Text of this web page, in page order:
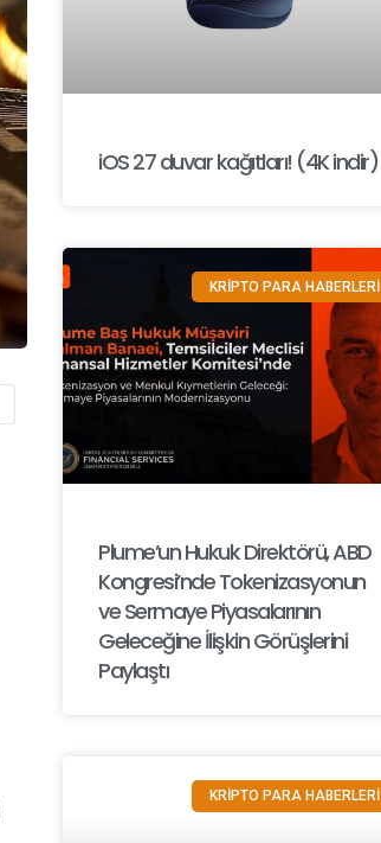
iOS 27 duvar kağıtları! (4K indir)
KRİPTO PARA HABERLERİ
Plume’un Hukuk Direktörü, ABD
Kongresi’nde Tokenizasyonun
ve Sermaye Piyasalarının
Geleceğine İlişkin Görüşlerini
Paylaştı
KRİPTO PARA HABERLERİ